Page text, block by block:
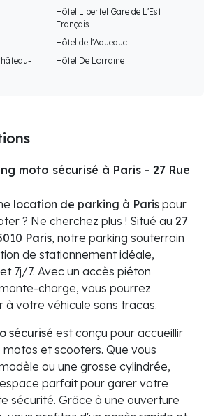
Hôtel Libertel Gare de L'Est
Français
Hôtel de l'Aqueduc
Hôtel De Lorraine
moto sécurisé à Paris - 27 Rue
location de parking à Paris pour
? Ne cherchez plus ! Situé au 27
Paris, notre parking souterrain
de stationnement idéale,
7j/7. Avec un accès piéton
charge, vous pourrez
votre véhicule sans tracas.
sécurisé est conçu pour accueillir
et scooters. Que vous
ou une grosse cylindrée,
parfait pour garer votre
sécurité. Grâce à une ouverture